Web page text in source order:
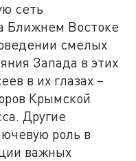
сеть
Ближнем Востоке
смелых
Запада в этих
в их глазах –
Крымской
Другие
роль в
важных